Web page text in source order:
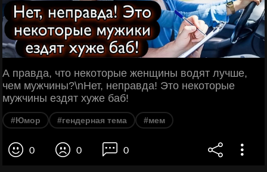
А правда, что некоторые женщины водят лучше,
чем мужчины?\nНет, неправда! Это некоторые
мужчины ездят хуже баб!
#Юмор #гендерная тема #мем
0 0 0